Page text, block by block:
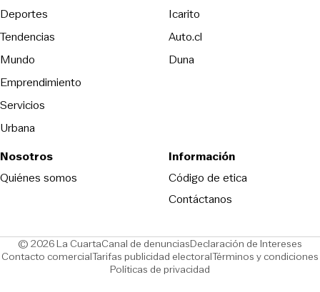
Deportes
Tendencias
Mundo
Emprendimiento
Servicios
Urbana
Icarito
Auto.cl
DunaOpens in new window
Nosotros
Quiénes somos
Información
Código de eticaOpens in new
Contáctanos
© 2026 La CuartaCanal de denunciasOpens in new window
Declaración de Intereses
Contacto comercialOpens in new window
Tarifas publicidad electoralOpens in new window
Términos y condiciones
Políticas de privacidad